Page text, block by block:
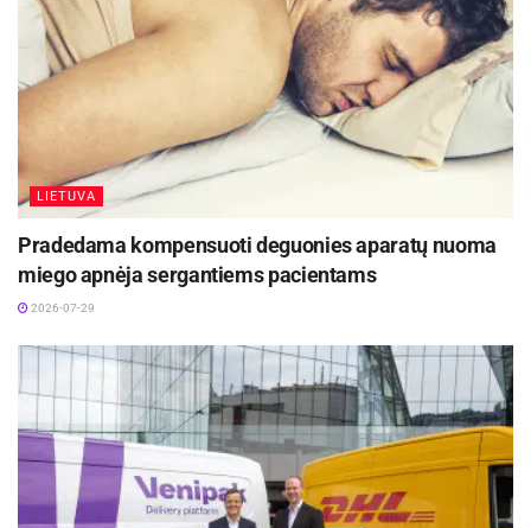
LIETUVA
Pradedama kompensuoti deguonies aparatų nuoma
miego apnėja sergantiems pacientams
2026-07-29